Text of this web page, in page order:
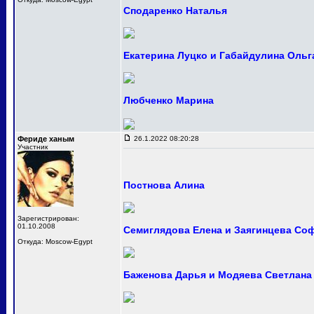
Сподаренко Наталья
Екатерина Луцко и Габайдулина
Любченко Марина
Фериде ханым
Участник
Зарегистрирован:
01.10.2008
Откуда: Moscow-Egypt
26.1.2022 08:20:28
Постнова Алина
Семиглядова Елена и Заягинцева
Баженова Дарья и Модяева Светлана